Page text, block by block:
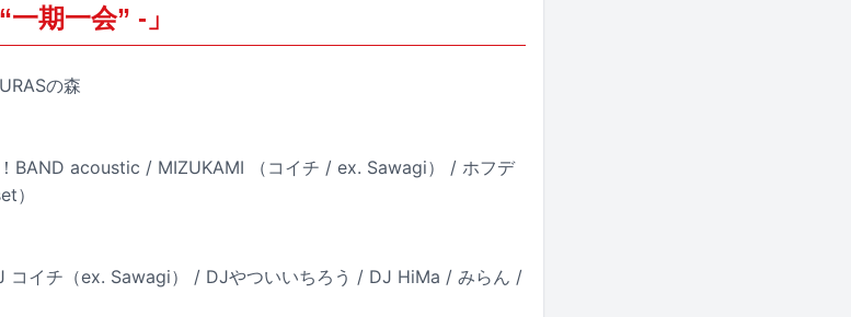
期一会” -」
の森
BAND acoustic / MIZUKAMI （コイチ / ex. Sawagi） / ホフデ
）
コイチ（ex. Sawagi） / DJやついいちろう / DJ HiMa / みらん /